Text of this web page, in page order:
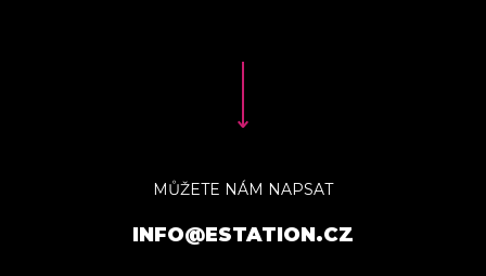
MŮŽETE NÁM NAPSAT
INFO@ESTATION.CZ